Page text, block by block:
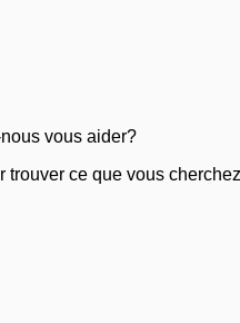
vous aider?
trouver ce que vous